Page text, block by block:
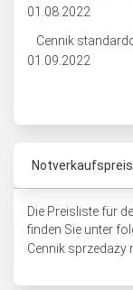
01.08.2022
Cennik
01.09.2022
Die Preisliste für
finden Sie unter
Cennik sprzedaży